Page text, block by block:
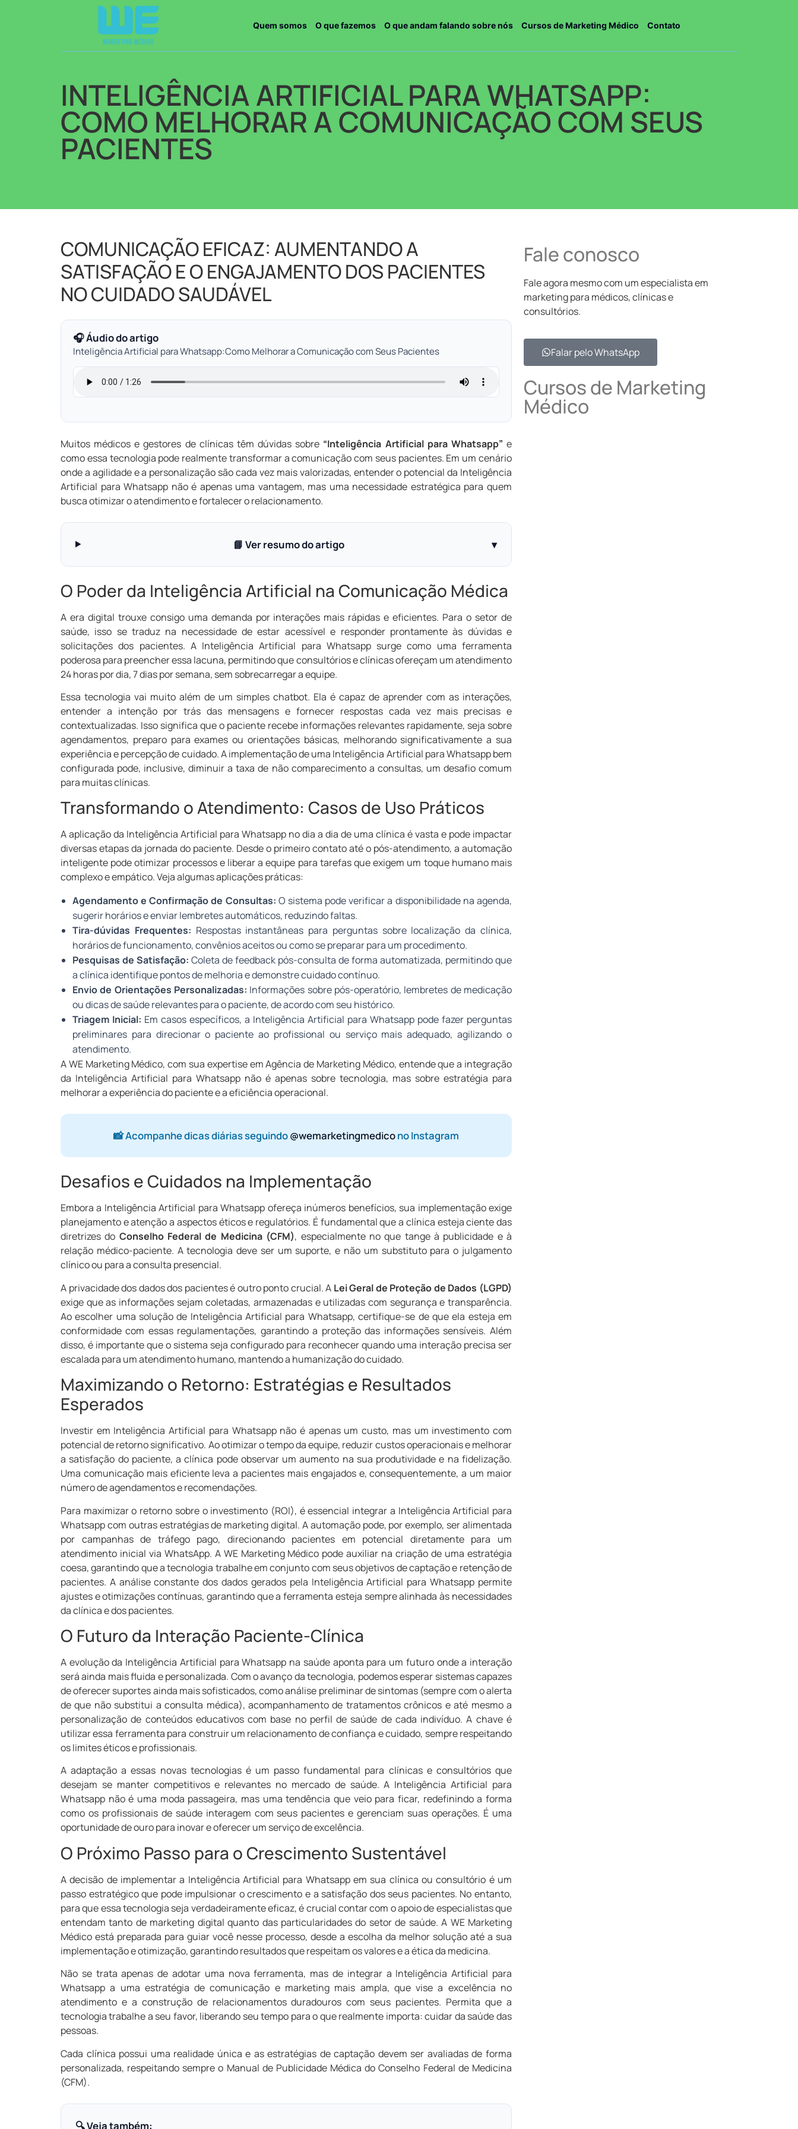
Quem somos O que fazemos O que andam falando sobre nós Cursos de Marketing Médico Contato
INTELIGÊNCIA ARTIFICIAL PARA WHATSAPP:
COMO MELHORAR A COMUNICAÇÃO COM SEUS
PACIENTES
COMUNICAÇÃO EFICAZ: AUMENTANDO A
SATISFAÇÃO E O ENGAJAMENTO DOS PACIENTES
NO CUIDADO SAUDÁVEL
🎧 Áudio do artigo
Inteligência Artificial para Whatsapp:Como Melhorar a Comunicação com Seus Pacientes
Muitos médicos e gestores de clínicas têm dúvidas sobre “Inteligência Artificial para Whatsapp” e
como essa tecnologia pode realmente transformar a comunicação com seus pacientes. Em um cenário
onde a agilidade e a personalização são cada vez mais valorizadas, entender o potencial da Inteligência
Artificial para Whatsapp não é apenas uma vantagem, mas uma necessidade estratégica para quem
busca otimizar o atendimento e fortalecer o relacionamento.
📘 Ver resumo do artigo ▾
O Poder da Inteligência Artificial na Comunicação Médica
A era digital trouxe consigo uma demanda por interações mais rápidas e eficientes. Para o setor de
saúde, isso se traduz na necessidade de estar acessível e responder prontamente às dúvidas e
solicitações dos pacientes. A Inteligência Artificial para Whatsapp surge como uma ferramenta
poderosa para preencher essa lacuna, permitindo que consultórios e clínicas ofereçam um atendimento
24 horas por dia, 7 dias por semana, sem sobrecarregar a equipe.
Essa tecnologia vai muito além de um simples chatbot. Ela é capaz de aprender com as interações,
entender a intenção por trás das mensagens e fornecer respostas cada vez mais precisas e
contextualizadas. Isso significa que o paciente recebe informações relevantes rapidamente, seja sobre
agendamentos, preparo para exames ou orientações básicas, melhorando significativamente a sua
experiência e percepção de cuidado. A implementação de uma Inteligência Artificial para Whatsapp bem
configurada pode, inclusive, diminuir a taxa de não comparecimento a consultas, um desafio comum
para muitas clínicas.
Transformando o Atendimento: Casos de Uso Práticos
A aplicação da Inteligência Artificial para Whatsapp no dia a dia de uma clínica é vasta e pode impactar
diversas etapas da jornada do paciente. Desde o primeiro contato até o pós-atendimento, a automação
inteligente pode otimizar processos e liberar a equipe para tarefas que exigem um toque humano mais
complexo e empático. Veja algumas aplicações práticas:
Agendamento e Confirmação de Consultas: O sistema pode verificar a disponibilidade na agenda,
sugerir horários e enviar lembretes automáticos, reduzindo faltas.
Tira-dúvidas Frequentes: Respostas instantâneas para perguntas sobre localização da clínica,
horários de funcionamento, convênios aceitos ou como se preparar para um procedimento.
Pesquisas de Satisfação: Coleta de feedback pós-consulta de forma automatizada, permitindo que
a clínica identifique pontos de melhoria e demonstre cuidado contínuo.
Envio de Orientações Personalizadas: Informações sobre pós-operatório, lembretes de medicação
ou dicas de saúde relevantes para o paciente, de acordo com seu histórico.
Triagem Inicial: Em casos específicos, a Inteligência Artificial para Whatsapp pode fazer perguntas
preliminares para direcionar o paciente ao profissional ou serviço mais adequado, agilizando o
atendimento.
A WE Marketing Médico, com sua expertise em Agência de Marketing Médico, entende que a integração
da Inteligência Artificial para Whatsapp não é apenas sobre tecnologia, mas sobre estratégia para
melhorar a experiência do paciente e a eficiência operacional.
📸 Acompanhe dicas diárias seguindo@wemarketingmedicono Instagram
Desafios e Cuidados na Implementação
Embora a Inteligência Artificial para Whatsapp ofereça inúmeros benefícios, sua implementação exige
planejamento e atenção a aspectos éticos e regulatórios. É fundamental que a clínica esteja ciente das
diretrizes do Conselho Federal de Medicina (CFM), especialmente no que tange à publicidade e à
relação médico-paciente. A tecnologia deve ser um suporte, e não um substituto para o julgamento
clínico ou para a consulta presencial.
A privacidade dos dados dos pacientes é outro ponto crucial. A Lei Geral de Proteção de Dados (LGPD)
exige que as informações sejam coletadas, armazenadas e utilizadas com segurança e transparência.
Ao escolher uma solução de Inteligência Artificial para Whatsapp, certifique-se de que ela esteja em
conformidade com essas regulamentações, garantindo a proteção das informações sensíveis. Além
disso, é importante que o sistema seja configurado para reconhecer quando uma interação precisa ser
escalada para um atendimento humano, mantendo a humanização do cuidado.
Maximizando o Retorno: Estratégias e Resultados
Esperados
Investir em Inteligência Artificial para Whatsapp não é apenas um custo, mas um investimento com
potencial de retorno significativo. Ao otimizar o tempo da equipe, reduzir custos operacionais e melhorar
a satisfação do paciente, a clínica pode observar um aumento na sua produtividade e na fidelização.
Uma comunicação mais eficiente leva a pacientes mais engajados e, consequentemente, a um maior
número de agendamentos e recomendações.
Para maximizar o retorno sobre o investimento (ROI), é essencial integrar a Inteligência Artificial para
Whatsapp com outras estratégias de marketing digital. A automação pode, por exemplo, ser alimentada
por campanhas de tráfego pago, direcionando pacientes em potencial diretamente para um
atendimento inicial via WhatsApp. A WE Marketing Médico pode auxiliar na criação de uma estratégia
coesa, garantindo que a tecnologia trabalhe em conjunto com seus objetivos de captação e retenção de
pacientes. A análise constante dos dados gerados pela Inteligência Artificial para Whatsapp permite
ajustes e otimizações contínuas, garantindo que a ferramenta esteja sempre alinhada às necessidades
da clínica e dos pacientes.
O Futuro da Interação Paciente-Clínica
A evolução da Inteligência Artificial para Whatsapp na saúde aponta para um futuro onde a interação
será ainda mais fluida e personalizada. Com o avanço da tecnologia, podemos esperar sistemas capazes
de oferecer suportes ainda mais sofisticados, como análise preliminar de sintomas (sempre com o alerta
de que não substitui a consulta médica), acompanhamento de tratamentos crônicos e até mesmo a
personalização de conteúdos educativos com base no perfil de saúde de cada indivíduo. A chave é
utilizar essa ferramenta para construir um relacionamento de confiança e cuidado, sempre respeitando
os limites éticos e profissionais.
A adaptação a essas novas tecnologias é um passo fundamental para clínicas e consultórios que
desejam se manter competitivos e relevantes no mercado de saúde. A Inteligência Artificial para
Whatsapp não é uma moda passageira, mas uma tendência que veio para ficar, redefinindo a forma
como os profissionais de saúde interagem com seus pacientes e gerenciam suas operações. É uma
oportunidade de ouro para inovar e oferecer um serviço de excelência.
O Próximo Passo para o Crescimento Sustentável
A decisão de implementar a Inteligência Artificial para Whatsapp em sua clínica ou consultório é um
passo estratégico que pode impulsionar o crescimento e a satisfação dos seus pacientes. No entanto,
para que essa tecnologia seja verdadeiramente eficaz, é crucial contar com o apoio de especialistas que
entendam tanto de marketing digital quanto das particularidades do setor de saúde. A WE Marketing
Médico está preparada para guiar você nesse processo, desde a escolha da melhor solução até a sua
implementação e otimização, garantindo resultados que respeitam os valores e a ética da medicina.
Não se trata apenas de adotar uma nova ferramenta, mas de integrar a Inteligência Artificial para
Whatsapp a uma estratégia de comunicação e marketing mais ampla, que vise a excelência no
atendimento e a construção de relacionamentos duradouros com seus pacientes. Permita que a
tecnologia trabalhe a seu favor, liberando seu tempo para o que realmente importa: cuidar da saúde das
pessoas.
Cada clínica possui uma realidade única e as estratégias de captação devem ser avaliadas de forma
personalizada, respeitando sempre o Manual de Publicidade Médica do Conselho Federal de Medicina
(CFM).
🔍 Veja também:
Fale conosco
Fale agora mesmo com um especialista em
marketing para médicos, clínicas e
consultórios.
Falar pelo WhatsApp​
Cursos de Marketing
Médico